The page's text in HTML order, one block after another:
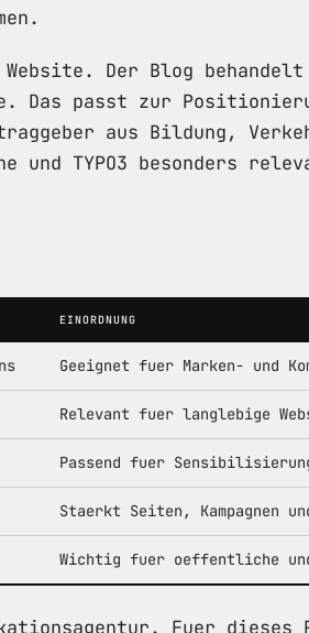
Der Blog behandelt
passt zur
aus Bildung,
und TYPO3 besonders
EINORDNUNG
Geeignet fuer Marken- und
Relevant fuer langlebige
Passend fuer
Staerkt Seiten, Kampagnen
Wichtig fuer oeffentliche
Fuer